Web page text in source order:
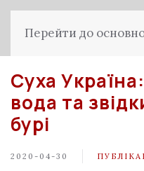
Перейти до
Суха
вода та
бурі
2020-04-30